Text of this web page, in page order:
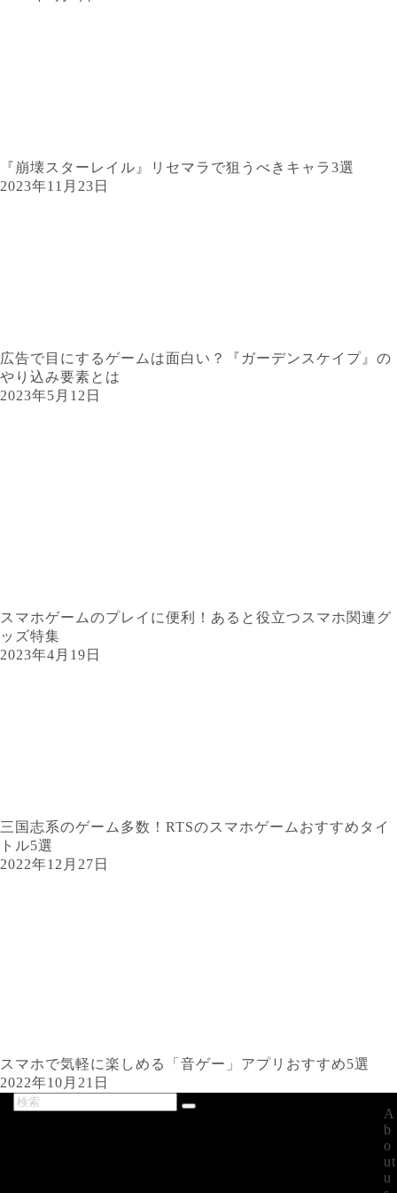
『崩壊スターレイル』リセマラで狙うべきキャラ3選
2023年11月23日
広告で目にするゲームは面白い？『ガーデンスケイプ』の
やり込み要素とは
2023年5月12日
スマホゲームのプレイに便利！あると役立つスマホ関連グ
ッズ特集
2023年4月19日
三国志系のゲーム多数！RTSのスマホゲームおすすめタイ
トル5選
2022年12月27日
スマホで気軽に楽しめる「音ゲー」アプリおすすめ5選
2022年10月21日
A
b
o
ut
u